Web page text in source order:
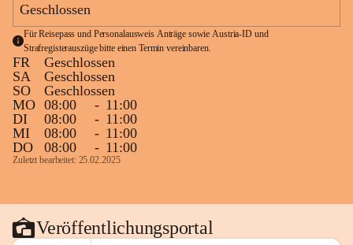
Geschlossen
Für Reisepass und Personalausweis Anträge sowie Austria-ID und
Strafregisterauszüge bitte einen Termin vereinbaren.
FR
Geschlossen
SA
Geschlossen
SO
Geschlossen
MO 08:00 - 11:00
DI
08:00 - 11:00
MI
08:00 - 11:00
DO
08:00 - 11:00
Zuletzt bearbeitet: 25.02.2025
Veröffentlichungsportal